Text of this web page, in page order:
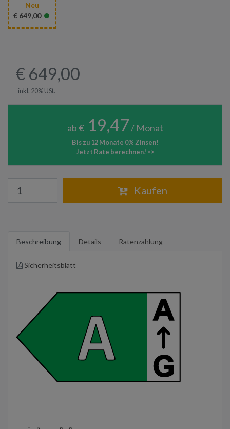
Neu
€ 649,00 •
€ 649,00
inkl. 20% USt.
ab € 19,47/ Monat
Bis zu 12 Monate 0% Zinsen!
Jetzt Rate berechnen! >>
Kaufen
Beschreibung Details Ratenzahlung
Sicherheitsblatt